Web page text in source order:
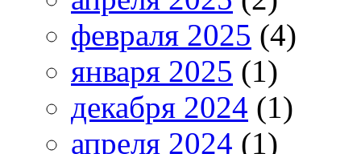
февраля 2025 (4)
января 2025 (1)
декабря 2024 (1)
апреля 2024 (1)